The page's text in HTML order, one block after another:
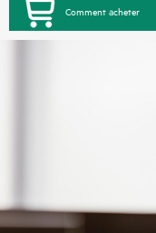
Comment acheter